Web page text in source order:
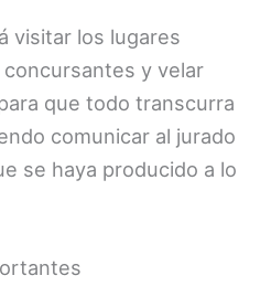
visitar los lugares
y velar
que todo transcurra
comunicar al jurado
se haya producido a lo